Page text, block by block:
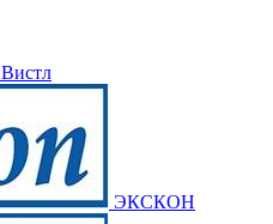
Вистл
ЭКСКОН